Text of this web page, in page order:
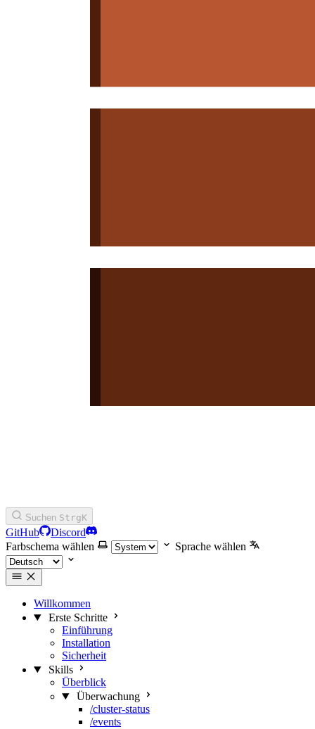
Suchen StrgK
GitHub
Discord
Farbschema wählen
Sprache wählen
Willkommen
Erste Schritte
Einführung
Installation
Sicherheit
Skills
Überblick
Überwachung
/cluster-status
/events